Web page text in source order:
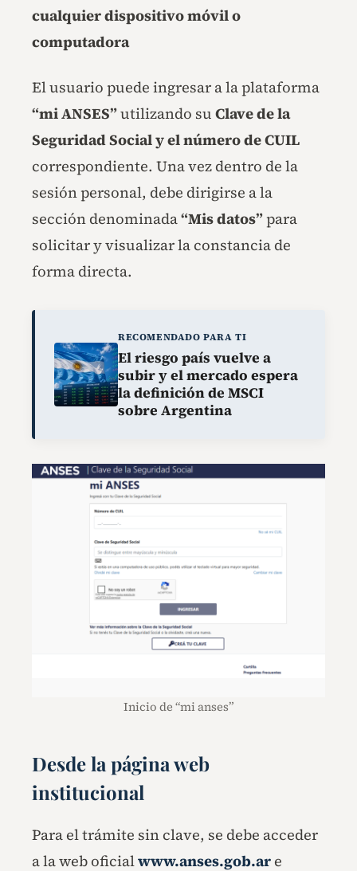
cualquier dispositivo móvil o
computadora
El usuario puede ingresar a la plataforma
“mi ANSES”utilizando su Clave de la
Seguridad Social y el número de CUIL
correspondiente. Una vez dentro de la
sesión personal, debe dirigirse a la
sección denominada“Mis datos”para
solicitar y visualizar la constancia de
forma directa.
RECOMENDADO PARA TI
El riesgo país vuelve a
subir y el mercado espera
la definición de MSCI
sobre Argentina
Inicio de “mi anses”
Desde la página web
institucional
Para el trámite sin clave, se debe acceder
a la web oficialwww.anses.gob.ar e